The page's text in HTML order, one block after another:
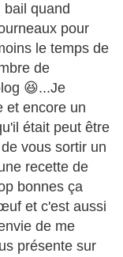
quand
pour
le temps de
de
😆...Je
et encore un
était peut être
vous sortir un
recette de
bonnes ça
et c'est aussi
de me
présente sur